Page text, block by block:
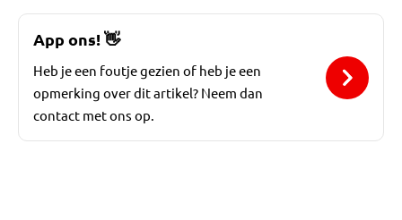
App ons!👋
Heb je een foutje gezien of heb je een
opmerking over dit artikel? Neem dan
contact met ons op.